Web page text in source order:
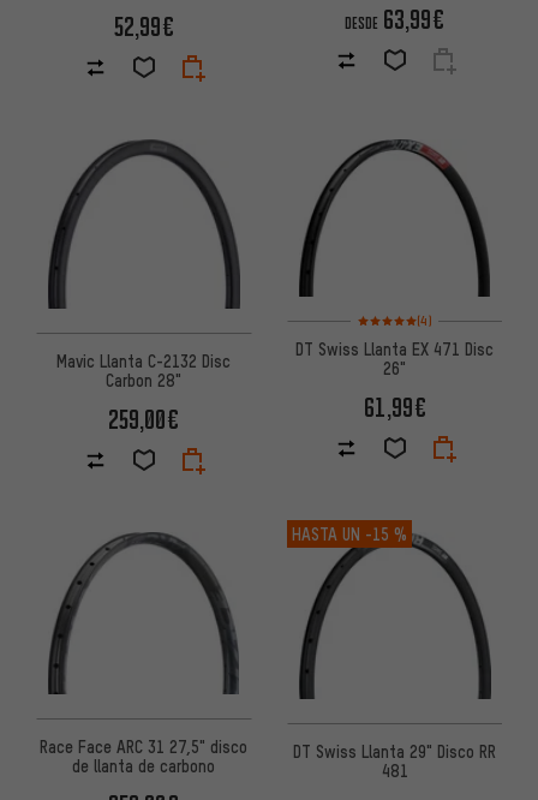
52,99€ DESDE 63,99€
Mavic Llanta C-2132 Disc
Carbon 28"
259,00€
Valoración media: 5 de 5
(4)
DT Swiss Llanta EX 471 Disc
26"
61,99€
Race Face ARC 31 27,5" disco
de llanta de carbono
HASTA UN -15 %
DT Swiss Llanta 29" Disco RR
481